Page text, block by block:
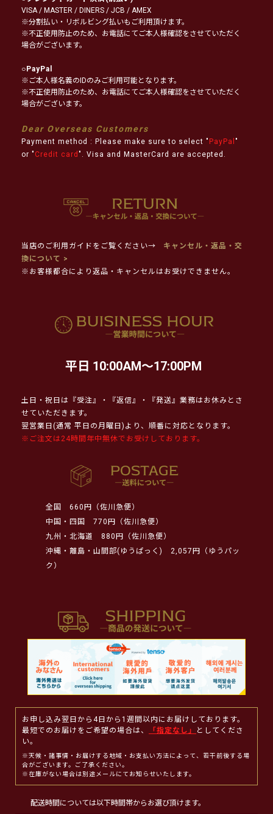
VISA / MASTER / DINERS / JCB / AMEX
※分割払い・リボルビング払いもご利用頂けます。
※不正使用防止のため、お電話にてご本人様確認をさせていただく
場合がございます。
○PayPal
※ご本人様名義のIDのみご利用可能となります。
※不正使用防止のため、お電話にてご本人様確認をさせていただく
場合がございます。
Dear Overseas Customers
Payment method : Please make sure to select " PayPal "
or " Credit card ". Visa and MasterCard are accepted.
当店のご利用ガイドをご覧ください→
キャンセル・返品・交
換について >
※お客様都合により返品・キャンセルはお受けできません。
平日 10:00AM～17:00PM
土日・祝日は『受注』・『返信』・『発送』業務はお休みとさ
せていただきます。
翌営業日(通常 平日の月曜日)より、順番に対応となります。
※ご注文は24時間年中無休でお受けしております。
全国
660円（佐川急便）
中国・四国
770円（佐川急便）
九州・北海道
880円（佐川急便）
沖縄・離島・山間部(ゆうぱっく)
2,057円（ゆうパッ
ク）
お申し込み翌日から4日から1週間以内にお届けしております。
最短でのお届けをご希望の場合は、
「指定なし」
としてくださ
い。
※天候・諸事情・お届けする地域・お支払い方法によって、若干前後する場
合がございます。ご了承ください。
※在庫がない場合は別途メールにてお知らせいたします。
配送時間については以下時間帯からお選び頂けます。